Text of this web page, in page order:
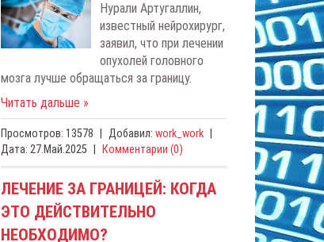
Нурали Артугаллин,
известный нейрохирург,
заявил, что при лечении
опухолей головного
мозга лучше обращаться за границу.
Читать дальше »
Просмотров: 13578 Добавил: work_work
Дата: 27.Май.2025 Комментарии (0)
ЛЕЧЕНИЕ ЗА ГРАНИЦЕЙ: КОГДА
ЭТО ДЕЙСТВИТЕЛЬНО
НЕОБХОДИМО?